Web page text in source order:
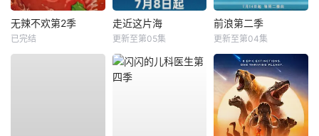
无辣不欢第2季
已完结
走近这片海
更新至第05集
前浪第二季
更新至第04集